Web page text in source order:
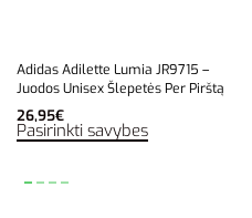
Adidas Adilette Lumia JR9715 –
Juodos Unisex Šlepetės Per Pirštą
26,95€
Pasirinkti savybes